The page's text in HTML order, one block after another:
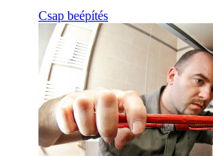
Csap beépítés